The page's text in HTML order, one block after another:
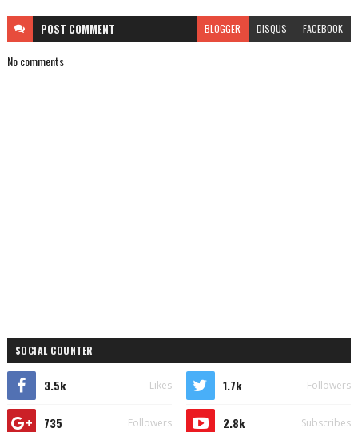
POST COMMENT BLOGGER DISQUS FACEBOOK
No comments
SOCIAL COUNTER
3.5k Likes 1.7k Followers
735 Followers 2.8k Subscribes